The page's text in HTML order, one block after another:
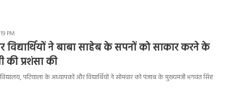
PM
ने बाबा साहेब के सपनों को साकार करने के
की प्रशंसा की
पटियाला के अध्यापकों और विद्यार्थियों ने सोमवार को पंजाब के मुख्यमंत्री भगवंत सिंह